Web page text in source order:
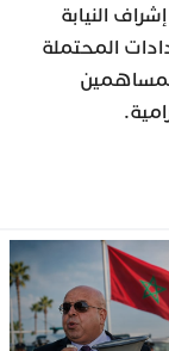
النيابة
المحتملة